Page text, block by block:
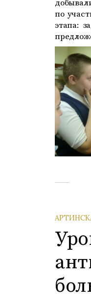
по
этапа: